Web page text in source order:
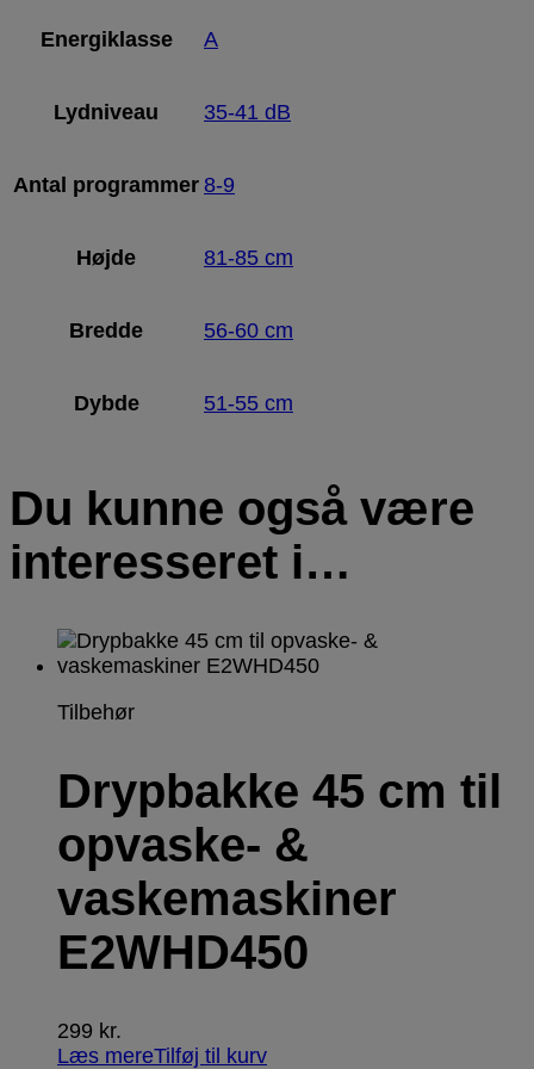
Energiklasse A
Lydniveau 35-41 dB
Antal programmer 8-9
Højde 81-85 cm
Bredde 56-60 cm
Dybde 51-55 cm
Du kunne også være
interesseret i…
Tilbehør
Drypbakke 45 cm til
opvaske- &
vaskemaskiner
E2WHD450
299 kr.
Læs mereTilføj til kurv